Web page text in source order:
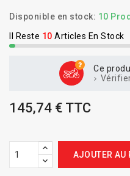
Disponible en stock: 10
Il Reste 10 Articles En Stock
Ce
145,74 € TTC
AJOUTER AU